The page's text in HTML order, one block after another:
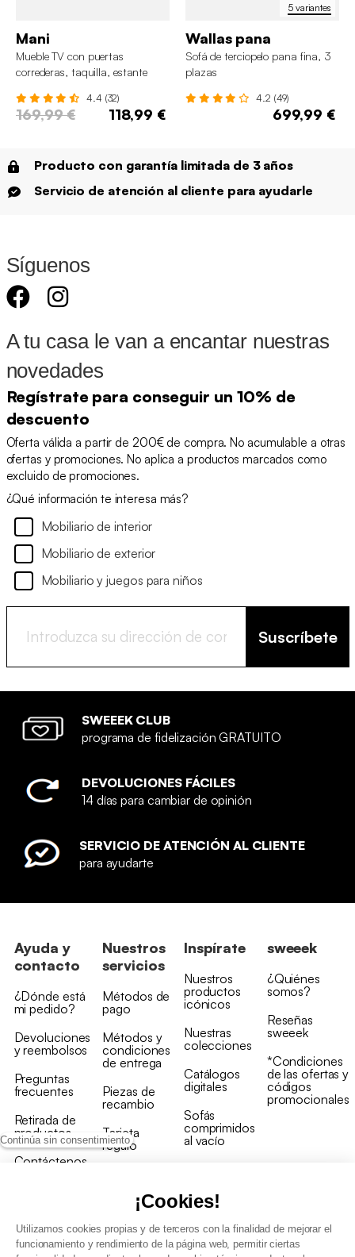
Continúa sin consentimiento
¡Cookies!
Utilizamos cookies propias y de terceros con la finalidad de mejorar el
funcionamiento y rendimiento de la página web, permitir ciertas
Mani
Mueble TV con puertas
correderas, taquilla, estante
4.4 (32)
169,99 € 118,99 €
5 variantes
Wallas pana
Sofá de terciopelo pana fina, 3
plazas
4.2 (49)
699,99 €
Producto con garantía limitada de 3 años
Servicio de atención al cliente para ayudarle
Síguenos
A tu casa le van a encantar nuestras
novedades
Regístrate para conseguir un 10% de
descuento
Oferta válida a partir de 200€ de compra. No acumulable a otras
ofertas y promociones. No aplica a productos marcados como
excluido de promociones.
¿Qué información te interesa más?
Mobiliario de interior
Mobiliario de exterior
Mobiliario y juegos para niños
Suscríbete
SWEEEK CLUB
programa de fidelización GRATUITO
DEVOLUCIONES FÁCILES
14 días para cambiar de opinión
SERVICIO DE ATENCIÓN AL CLIENTE
para ayudarte
Ayuda y
contacto
¿Dónde está
mi pedido?
Devoluciones
y reembolsos
Preguntas
frecuentes
Retirada de
productos
Contáctenos
Nuestros
servicios
Métodos de
pago
Métodos y
condiciones
de entrega
Piezas de
recambio
Tarjeta
regalo
Inspírate
Nuestros
productos
icónicos
Nuestras
colecciones
Catálogos
digitales
Sofás
comprimidos
al vacío
sweeek
¿Quiénes
somos?
Reseñas
sweeek
*Condiciones
de las ofertas y
códigos
promocionales